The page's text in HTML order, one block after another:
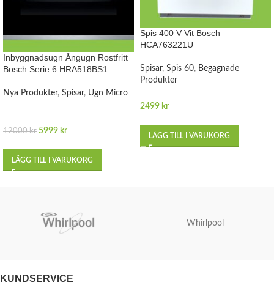
Inbyggnadsugn Ångugn Rostfritt
Bosch Serie 6 HRA518BS1
Nya Produkter, Spisar, Ugn Micro
12000kr 5999 kr
LÄGG TILL I VARUKORG
Spis 400 V Vit Bosch
HCA763221U
Spisar, Spis 60, Begagnade
Produkter
2499 kr
LÄGG TILL I VARUKORG
Whirlpool
KUNDSERVICE